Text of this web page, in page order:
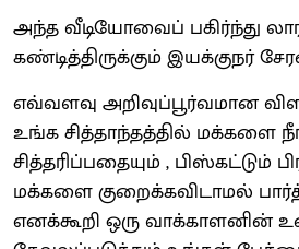
அந்த வீடியோவைப் பகிர்ந்து
கண்டித்திருக்கும் இயக்குநர்
எவ்வளவு அறிவுப்பூர்வமான
உங்க சித்தாந்தத்தில் மக்களை
சித்தரிப்பதையும் , பிஸ்கட்டும்
மக்களை குறைக்கவிடாமல்
எனக்கூறி ஒரு